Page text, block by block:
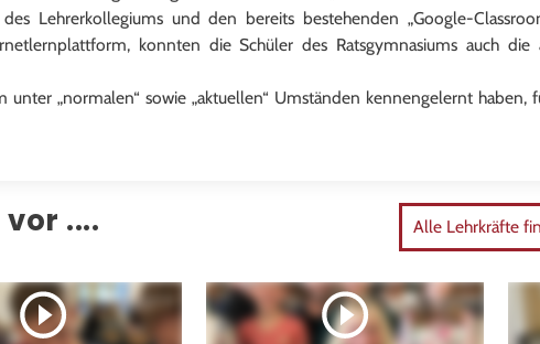
Lehrerkollegiums und den bereits bestehenden „Google-
konnten die Schüler des Ratsgymnasiums auch die
unter „normalen“ sowie „aktuellen“ Umständen kennengelernt haben,
.... Alle Lehrkräfte